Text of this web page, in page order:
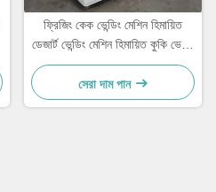
ফ্রিজিং কেক ভেন্ডিং মেশিন হিমায়িত
ডেজার্ট ভেন্ডিং মেশিন হিমায়িত কুকি ভেন্ডিং
মেশিন
সেরা দাম পান